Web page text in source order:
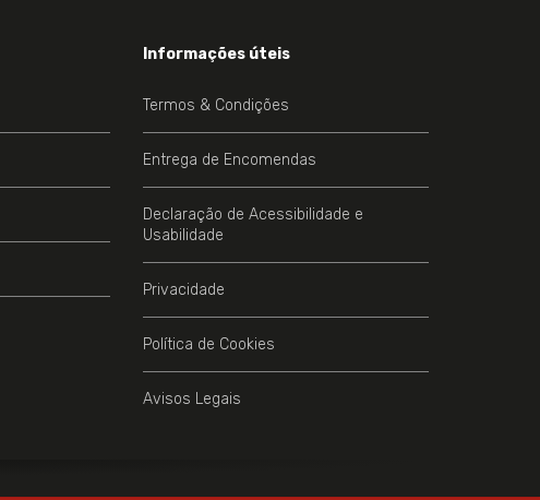
Informações úteis
Termos & Condições
Entrega de Encomendas
Declaração de Acessibilidade e
Usabilidade
Privacidade
Política de Cookies
Avisos Legais